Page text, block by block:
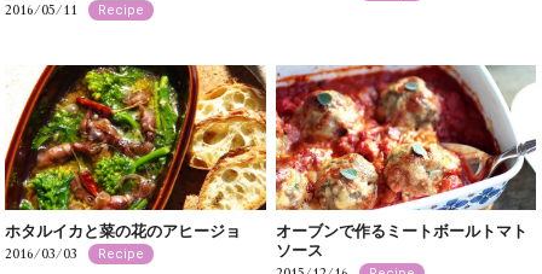
2016/05/11 Recipe
ホタルイカと菜の花のアヒージョ
2016/03/03 Recipe
オーブンで作るミートボールトマト
ソース